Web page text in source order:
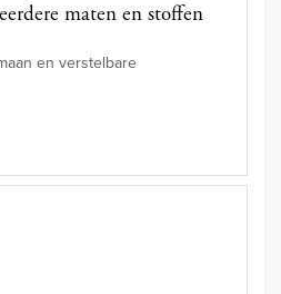
maten en stoffen
en verstelbare